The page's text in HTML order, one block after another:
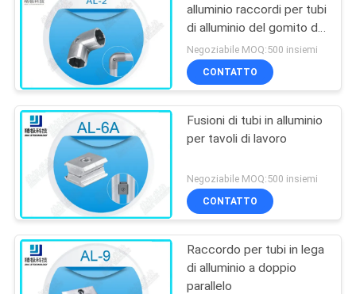
alluminio raccordi per tubi
di alluminio del gomito da
90 gradi per il tubo del
OD 28mm
Negoziabile MOQ:500 insiemi
CONTATTO
Fusioni di tubi in alluminio
per tavoli di lavoro
Negoziabile MOQ:500 insiemi
CONTATTO
Raccordo per tubi in lega
di alluminio a doppio
parallelo